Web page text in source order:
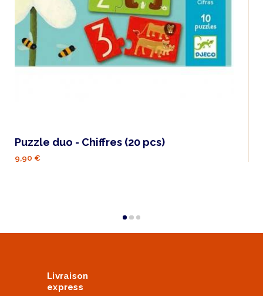
Puzzle duo - Chiffres (20 pcs)
9,90 €
Livraison
express